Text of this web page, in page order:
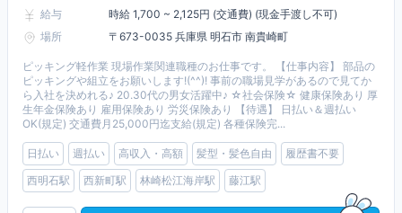
給与
時給 1,700 ~ 2,125円 (交通費) (現金手渡し不可)
場所
〒673-0035 兵庫県 明石市 南貴崎町
ピッキング軽作業 現場作業関連職種のお仕事です。 【仕事内容】 部品の
ピッキングや組立をお願いします!(^^)! 事前の職場見学があるので見てか
ら入社を決めれる♪ 20.30代の男女活躍中♪ ☆社会保険☆ 健康保険あり 厚
生年金保険あり 雇用保険あり 労災保険あり 【待遇】 日払い＆週払い
OK(規定) 交通費月25,000円迄支給(規定) 各種保険完...
日払い 週払い 高収入・高額 髪型・髪色自由
履歴書不要
西明石駅
西新町駅 林崎松江海岸駅 藤江駅